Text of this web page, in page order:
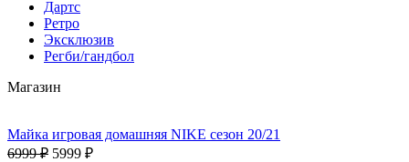
Дартс
Ретро
Эксклюзив
Регби/гандбол
Магазин
Майка игровая домашняя NIKE сезон 20/21
6999 ₽ 5999 ₽